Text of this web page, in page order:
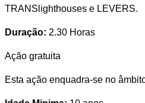
TRANSlighthouses e LEVERS.
Duração: 2.30 Horas
Ação gratuita
Esta ação enquadra-se no